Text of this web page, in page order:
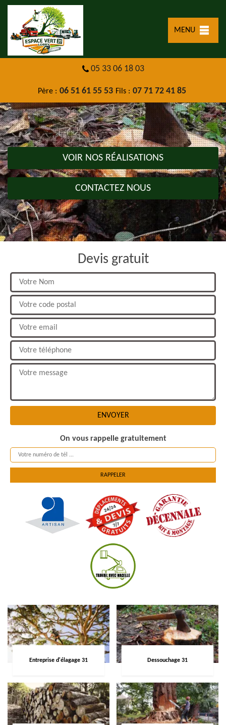
MENU
05 33 06 18 03
Père : 06 51 61 55 53 Fils : 07 71 72 41 85
VOIR NOS RÉALISATIONS
CONTACTEZ NOUS
Devis gratuit
On vous rappelle gratuitement
Entreprise d'élagage 31 Dessouchage 31